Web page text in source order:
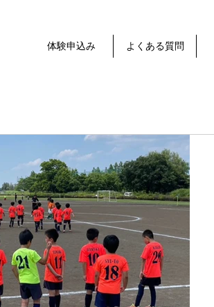
体験申込み よくある質問